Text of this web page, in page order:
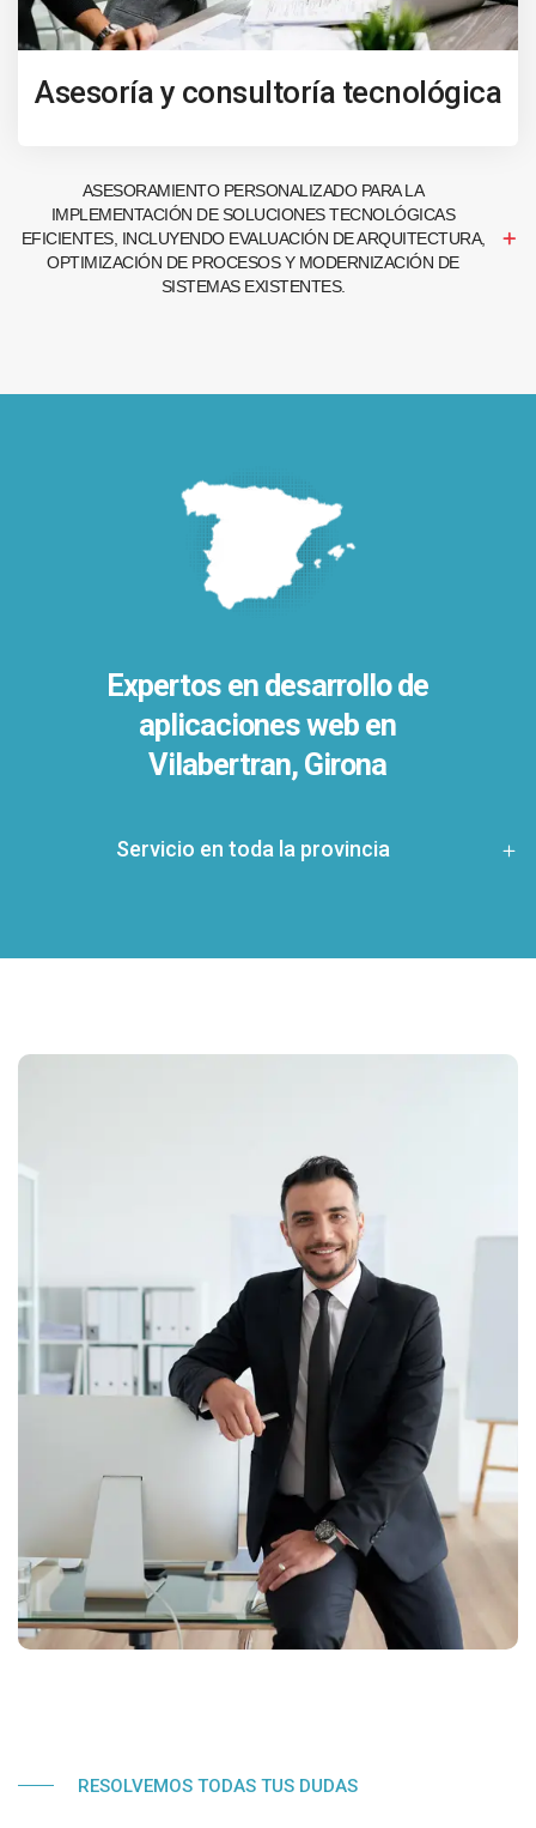
Asesoría y consultoría tecnológica
ASESORAMIENTO PERSONALIZADO PARA LA
IMPLEMENTACIÓN DE SOLUCIONES TECNOLÓGICAS
EFICIENTES, INCLUYENDO EVALUACIÓN DE ARQUITECTURA,
OPTIMIZACIÓN DE PROCESOS Y MODERNIZACIÓN DE
SISTEMAS EXISTENTES.
Expertos en desarrollo de
aplicaciones web en
Vilabertran, Girona
Servicio en toda la provincia
RESOLVEMOS TODAS TUS DUDAS